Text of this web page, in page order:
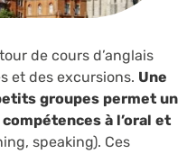
de cours d’anglais
et des excursions. Une
groupes permet un
à l’oral et
speaking). Ces